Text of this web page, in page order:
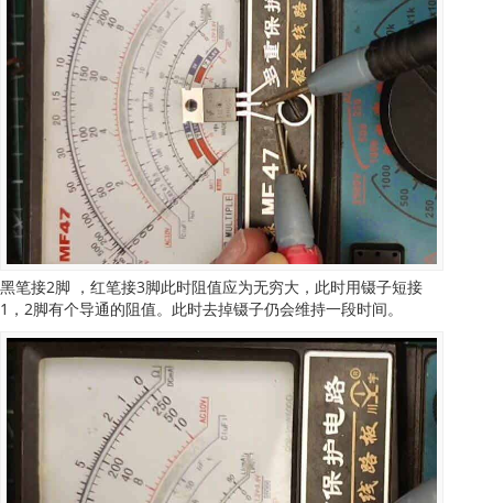
黑笔接2脚 ，红笔接3脚此时阻值应为无穷大，此时用镊子短接
1，2脚有个导通的阻值。此时去掉镊子仍会维持一段时间。